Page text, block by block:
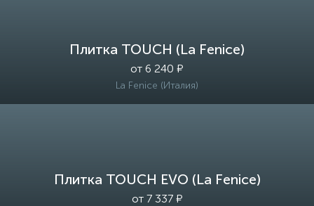
Плитка TOUCH (La Fenice)
от 6 240 ₽
La Fenice (Италия)
Плитка TOUCH EVO (La Fenice)
от 7 337 ₽